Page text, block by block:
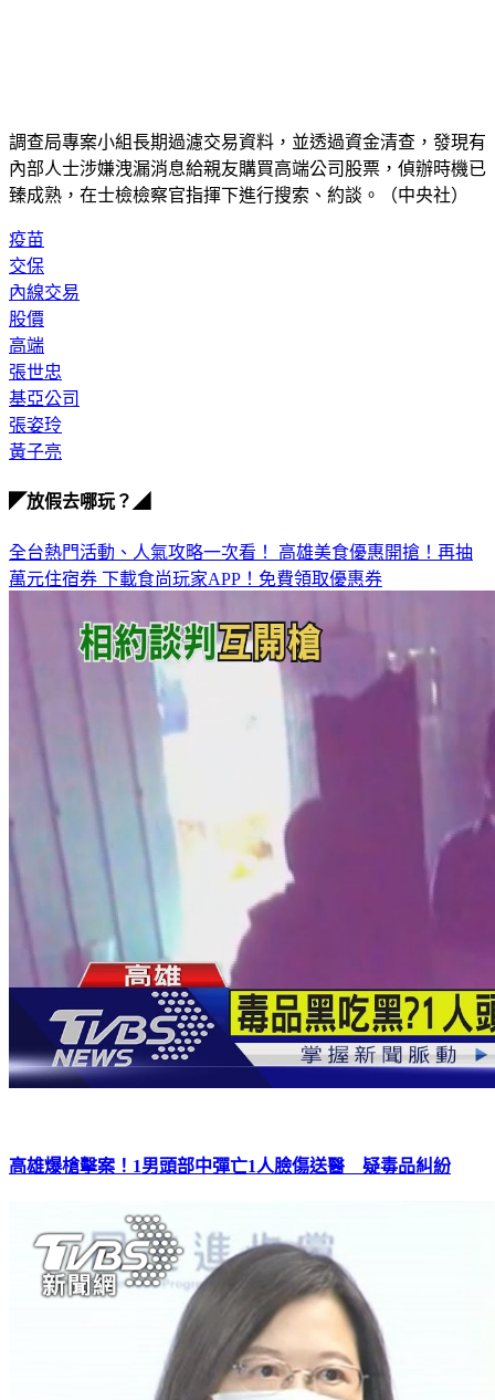
調查局專案小組長期過濾交易資料，並透過資金清查，發現有
內部人士涉嫌洩漏消息給親友購買高端公司股票，偵辦時機已
臻成熟，在士檢檢察官指揮下進行搜索、約談。（中央社）
疫苗
交保
內線交易
股價
高端
張世忠
基亞公司
張姿玲
黃子亮
◤放假去哪玩？◢
全台熱門活動、人氣攻略一次看！ 高雄美食優惠開搶！再抽
萬元住宿券 下載食尚玩家APP！免費領取優惠券
高雄爆槍擊案！1男頭部中彈亡1人臉傷送醫 疑毒品糾紛